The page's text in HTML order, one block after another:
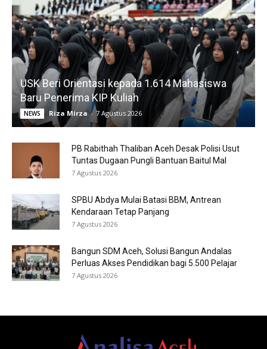
USK Beri Orientasi kepada 1.614 Mahasiswa
Baru Penerima KIP Kuliah
NEWS Riza Mirza - 7 Agustus 2026
PB Rabithah Thaliban Aceh Desak Polisi Usut
Tuntas Dugaan Pungli Bantuan Baitul Mal
7 Agustus 2026
SPBU Abdya Mulai Batasi BBM, Antrean
Kendaraan Tetap Panjang
7 Agustus 2026
Bangun SDM Aceh, Solusi Bangun Andalas
Perluas Akses Pendidikan bagi 5.500 Pelajar
7 Agustus 2026